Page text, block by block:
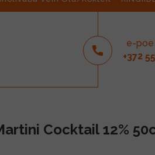
e-poe
+372
Cocktail 12%